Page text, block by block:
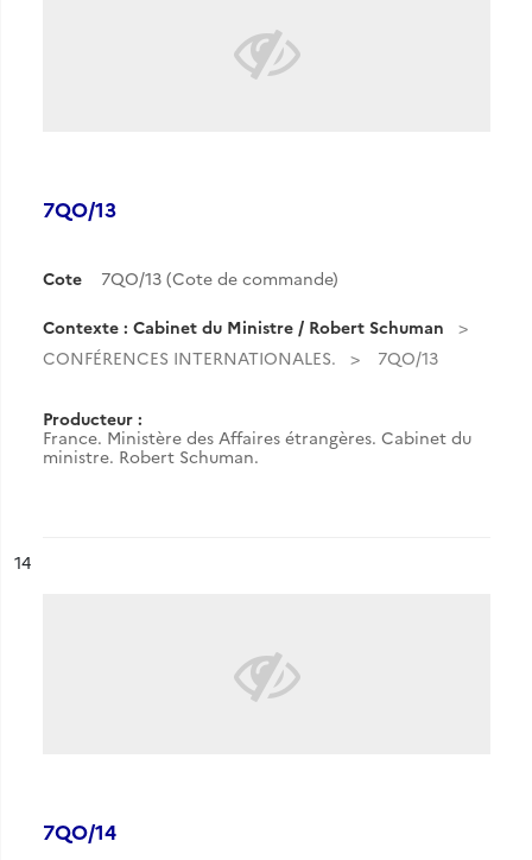
7QO/13
Cote 7QO/13 (Cote de commande)
Contexte : Cabinet du Ministre / Robert Schuman
CONFÉRENCES INTERNATIONALES.
7QO/13
Producteur :
France. Ministère des Affaires étrangères. Cabinet du
ministre. Robert Schuman.
n°
14
7QO/14